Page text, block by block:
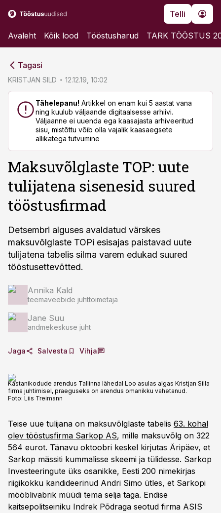
Telli
Avaleht Kõik lood Tööstusharud TARK TÖÖSTUS
Tagasi
KRISTJAN SILD 12.12.19, 10:02
Tähelepanu! Artikkel on enam kui 5 aastat vana
ning kuulub väljaande digitaalsesse arhiivi.
Väljaanne ei uuenda ega kaasajasta arhiveeritud
sisu, mistõttu võib olla vajalik kaasaegsete
allikatega tutvumine
Maksuvõlglaste TOP: uute
tulijatena sisenesid suured
tööstusfirmad
Detsembri alguses avaldatud värskes
maksuvõlglaste TOPi esisajas paistavad uute
tulijatena tabelis silma varem edukad suured
tööstusettevõtted.
Annika Kald
teemaveebide juhttoimetaja
Jane Suu
andmekeskuse juht
Jaga Salvesta Vihja
Kastanikodude arendus Tallinna lähedal Loo asulas algas Kristjan Silla
firma juhtimisel, praeguseks on arendus omanikku vahetanud.
Foto: Liis Treimann
Teise uue tulijana on maksuvõlglaste tabelis 63. kohal
olev tööstusfirma Sarkop AS, mille maksuvõlg on 322
564 eurot. Tänavu oktoobri keskel kirjutas Äripäev, et
Sarkop mässiti kummalisse skeemi ja tülidesse. Sarkop
Investeeringute üks osanikke, Eesti 200 nimekirjas
riigikokku kandideerinud Andri Simo ütles, et Sarkopi
mööblivabrik müüdi tema selja taga. Endise
kaitsepolitseiniku Indrek Põdraga seotud firma ASIS